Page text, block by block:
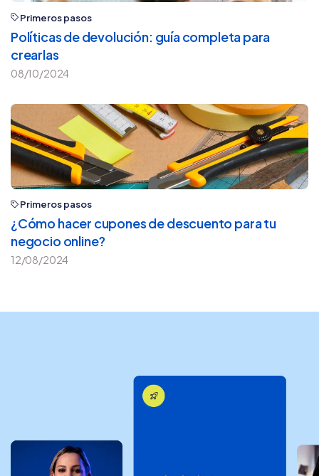
Primeros pasos
Políticas de devolución: guía completa para
crearlas
08/10/2024
Primeros pasos
¿Cómo hacer cupones de descuento para tu
negocio online?
12/08/2024